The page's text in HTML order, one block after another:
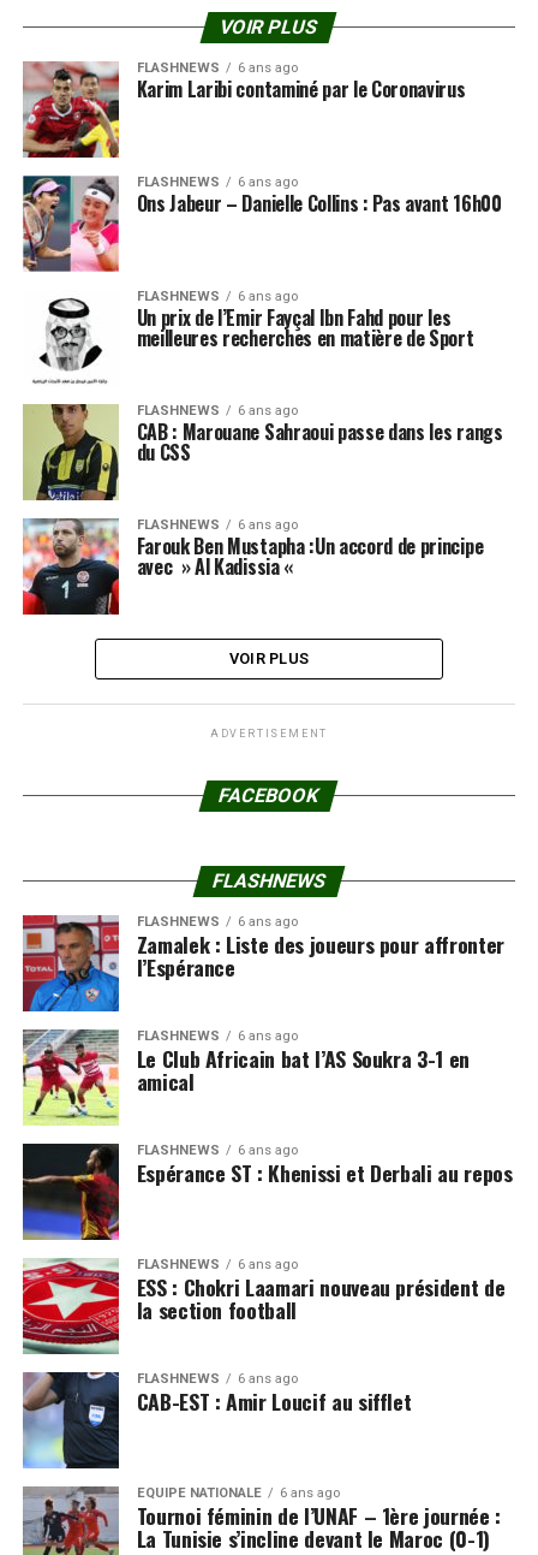
VOIR PLUS
FLASHNEWS 6 ans ago
Karim Laribi contaminé par le Coronavirus
FLASHNEWS 6 ans ago
Ons Jabeur – Danielle Collins : Pas avant 16h00
FLASHNEWS 6 ans ago
Un prix de l’Emir Fayçal Ibn Fahd pour les
meilleures recherches en matière de Sport
FLASHNEWS 6 ans ago
CAB : Marouane Sahraoui passe dans les rangs
du CSS
FLASHNEWS 6 ans ago
Farouk Ben Mustapha :Un accord de principe
avec » Al Kadissia «
VOIR PLUS
ADVERTISEMENT
FACEBOOK
FLASHNEWS
FLASHNEWS 6 ans ago
Zamalek : Liste des joueurs pour affronter
l’Espérance
FLASHNEWS 6 ans ago
Le Club Africain bat l’AS Soukra 3-1 en
amical
FLASHNEWS 6 ans ago
Espérance ST : Khenissi et Derbali au repos
FLASHNEWS 6 ans ago
ESS : Chokri Laamari nouveau président de
la section football
FLASHNEWS 6 ans ago
CAB-EST : Amir Loucif au sifflet
EQUIPE NATIONALE 6 ans ago
Tournoi féminin de l’UNAF – 1ère journée :
La Tunisie s’incline devant le Maroc (0-1)